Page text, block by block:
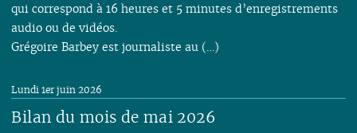
qui correspond à 16 heures et 5 minutes d’enregistrements
audio ou de vidéos.
Grégoire Barbey est journaliste au (…)
Bilan du mois de mai 2026
Lundi 1er juin 2026